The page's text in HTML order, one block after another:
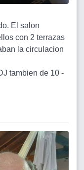
El salon
con 2 terrazas
la circulacion
tambien de 10 -